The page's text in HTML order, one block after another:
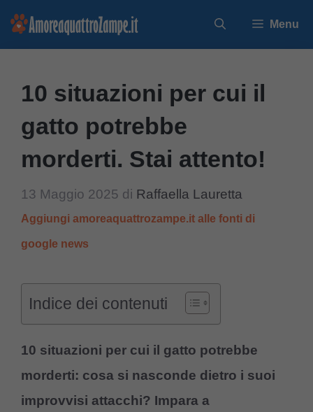
Vai
Menu
10 situazioni per cui il
gatto potrebbe
morderti. Stai attento!
13 Maggio 2025 di Raffaella Lauretta
Aggiungi amoreaquattrozampe.it alle fonti di
google news
Indice dei contenuti
10 situazioni per cui il gatto potrebbe
morderti: cosa si nasconde dietro i suoi
improvvisi attacchi? Impara a